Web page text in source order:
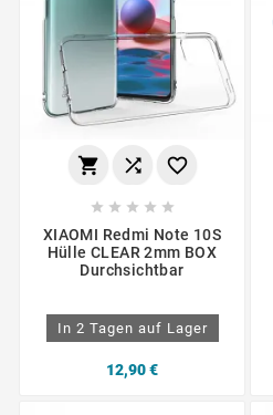
  
    
XIAOMI Redmi Note 10S
Hülle CLEAR 2mm BOX
Durchsichtbar
In 2 Tagen auf Lager
12,90 €